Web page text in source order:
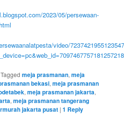
2023/05/persewaan-
video/
Tagged meja prasmanan,meja
bekasi,meja prasmanan
,meja prasmanan jakarta,
,meja prasmanan tangerang
jakarta pusat |1 Reply